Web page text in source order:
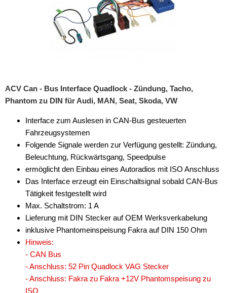
ACV Can - Bus Interface Quadlock - Zündung, Tacho,
Phantom zu DIN für Audi, MAN, Seat, Skoda, VW
Interface zum Auslesen in CAN-Bus gesteuerten
Fahrzeugsystemen
Folgende Signale werden zur Verfügung gestellt: Zündung,
Beleuchtung, Rückwärtsgang, Speedpulse
ermöglicht den Einbau eines Autoradios mit ISO Anschluss
Das Interface erzeugt ein Einschaltsignal sobald CAN-Bus
Tätigkeit festgestellt wird
Max. Schaltstrom: 1 A
Lieferung mit DIN Stecker auf OEM Werksverkabelung
inklusive Phantomeinspeisung Fakra auf DIN 150 Ohm
Hinweis:
- CAN Bus
- Anschluss: 52 Pin Quadlock VAG Stecker
- Anschluss: Fakra zu Fakra +12V Phantomspeisung zu
ISO